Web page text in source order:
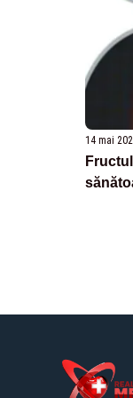
14 mai